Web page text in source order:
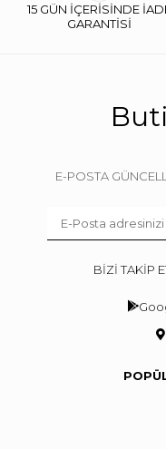
15 GÜN İÇERİSİNDE
GARANTİSİ
E-POSTA
BİZİ TAKİP